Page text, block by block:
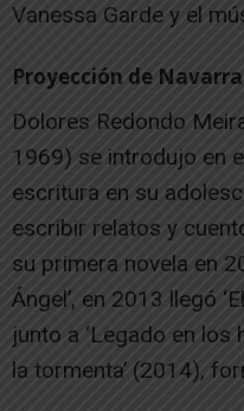
Vanessa Garde y el
Proyección de
Dolores Redondo
1969) se introdujo en
escritura en su
escribir relatos y
su primera novela en
Ángel’, en 2013 llegó
junto a ‘Legado en los
la tormenta’ (2014),